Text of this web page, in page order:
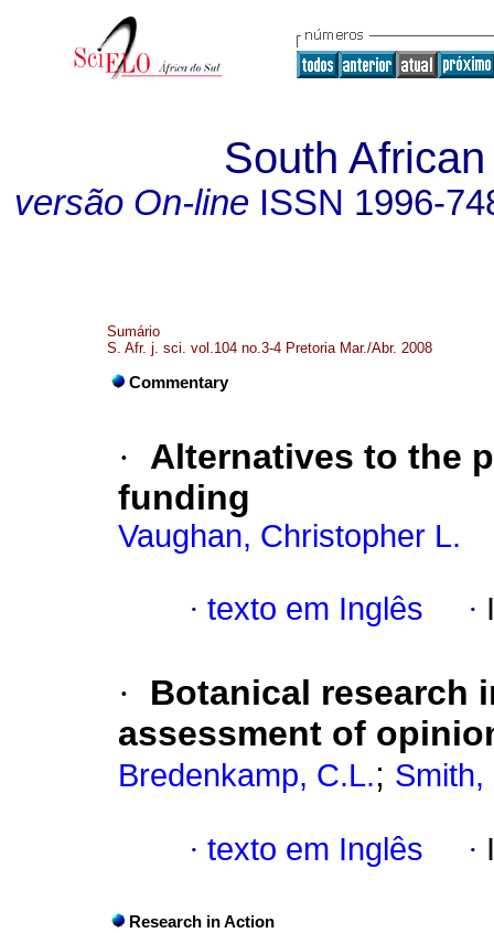
South
versão On-line ISSN 1996-
Sumário
S. Afr. j. sci. vol.104 no.3-4 Pretoria Mar./Abr. 2008
Commentary
·
Alternatives to the
funding
Vaughan, Christopher L.
· texto em Inglês ·
·
Botanical research
assessment of
Bredenkamp, C.L.; Smith,
· texto em Inglês ·
Research in Action